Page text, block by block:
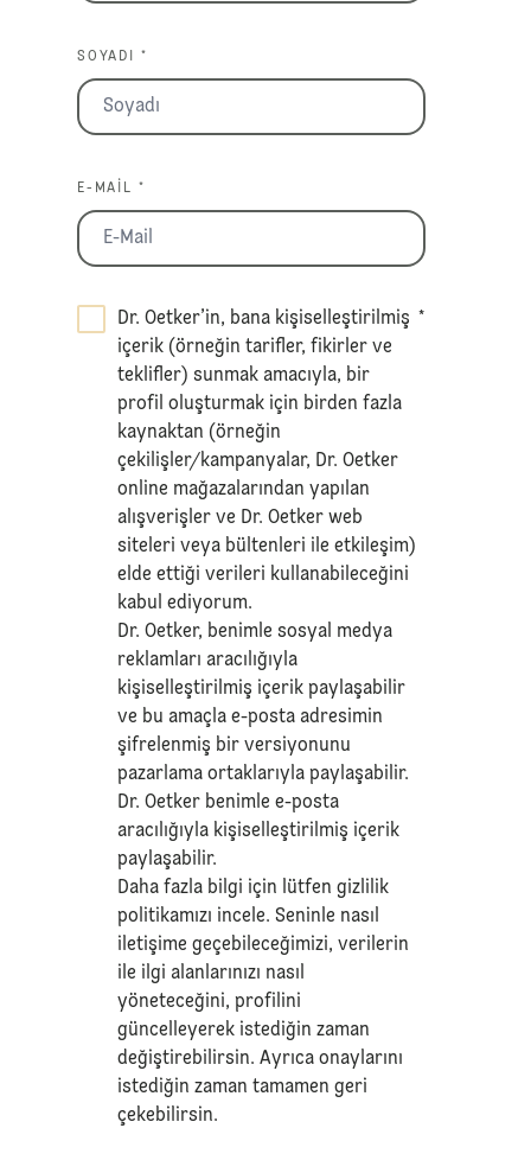
SOYADI *
E-MAIL *
Dr. Oetker’in, bana kişiselleştirilmiş
içerik (örneğin tarifler, fikirler ve
teklifler) sunmak amacıyla, bir
profil oluşturmak için birden fazla
kaynaktan (örneğin
çekilişler/kampanyalar, Dr. Oetker
online mağazalarından yapılan
alışverişler ve Dr. Oetker web
siteleri veya bültenleri ile etkileşim)
elde ettiği verileri kullanabileceğini
kabul ediyorum.
Dr. Oetker, benimle sosyal medya
reklamları aracılığıyla
kişiselleştirilmiş içerik paylaşabilir
ve bu amaçla e-posta adresimin
şifrelenmiş bir versiyonunu
pazarlama ortaklarıyla paylaşabilir.
Dr. Oetker benimle e-posta
aracılığıyla kişiselleştirilmiş içerik
paylaşabilir.
Daha fazla bilgi için lütfengizlilik
politikamızı incele. Seninle nasıl
iletişime geçebileceğimizi, verilerin
ile ilgi alanlarınızı nasıl
yöneteceğini, profilini
güncelleyerek istediğin zaman
değiştirebilirsin. Ayrıca onaylarını
istediğin zaman tamamen geri
çekebilirsin.
*